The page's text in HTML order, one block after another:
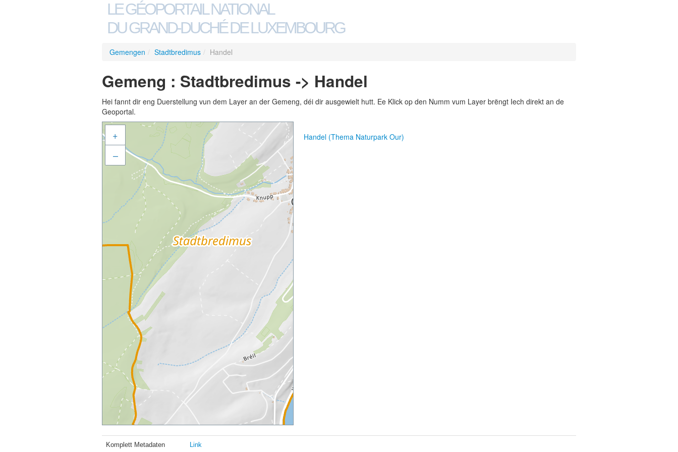
LE GÉOPORTAIL NATIONAL
DU GRAND-DUCHÉ DE LUXEMBOURG
Gemengen / Stadtbredimus / Handel
Gemeng : Stadtbredimus -> Handel
Hei fannt dir eng Duerstellung vun dem Layer an der Gemeng, déi dir ausgewielt hutt. Ee Klick op den Numm vum Layer brëngt Iech direkt an de
Geoportal.
+
–
Handel (Thema Naturpark Our)
Komplett Metadaten Link